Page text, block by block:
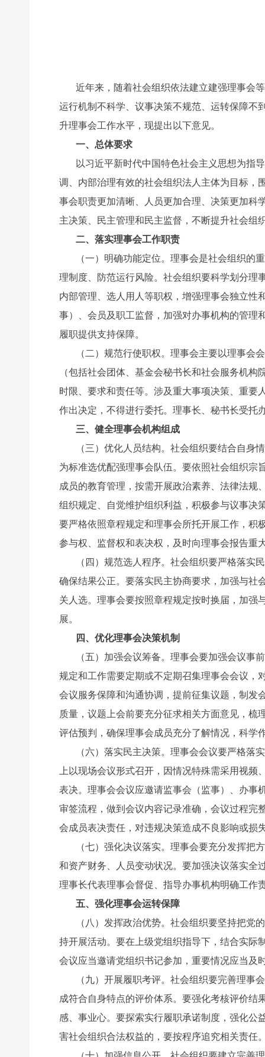
近年来，随着社会组织依法建立建强理事会
运行机制不科学、议事决策不规范、运转保障不
升理事会工作水平，现提出以下意见。
一、总体要求
以习近平新时代中国特色社会主义思想为指
调、内部治理有效的社会组织法人主体为目标，
事会职责更加清晰、人员更加合理、决策更加科
主决策、民主管理和民主监督，不断提升社会组
二、落实理事会工作职责
（一）明确功能定位。理事会是社会组织的
理制度、防范运行风险。社会组织要科学划分理
内部管理、选人用人等职权，增强理事会独立性
事）、会员及职工监督，加强对办事机构的管理
履职提供支持保障。
（二）规范行使职权。理事会主要以理事会
（包括社会团体、基金会秘书长和社会服务机
时限、要求和责任等。涉及重大事项决策、重要
作出决定，不得进行委托。理事长、秘书长受托
三、健全理事会机构组成
（三）优化人员结构。社会组织要结合自身
为标准选优配强理事会队伍。要依照社会组织宗
成员的教育管理，按需开展政治素养、法律法
组织规定、自觉维护组织利益，积极参与议事决
要严格依照章程规定和理事会所托开展工作，积
参与权、监督权和表决权，及时向理事会报告重
（四）规范选人程序。社会组织要严格落实
确保结果公正。要落实民主协商要求，加强与社
关人选。理事会要按照章程规定按时换届，加强
展。
四、优化理事会决策机制
（五）加强会议筹备。理事会要加强会议事
规定和工作需要定期或不定期召集理事会会议，
会议服务保障和沟通协调，提前征集议题，制发
质量，议题上会前要充分征求相关方面意见，梳
评估预判，确保理事会成员充分了解情况，科学
（六）落实民主决策。理事会会议要严格落
上以现场会议形式召开，因情况特殊需采用视
表决。理事会会议应邀请监事会（监事）、办事
审签流程，做到会议内容记录准确，会议过程完
会成员表决责任，对违规决策造成不良影响或损
（七）强化决议落实。理事会要充分发挥把
和资产财务、人员变动状况。要加强决议落实全
理事长代表理事会督促、指导办事机构明确工作
五、强化理事会运转保障
（八）发挥政治优势。社会组织要坚持把党
持开展活动。要在上级党组织指导下，结合实际
会议应当邀请党组织书记参加，重要情况应当及
（九）开展履职考评。社会组织要完善理事
成符合自身特点的评价体系。要强化考核评价
感、事业心。要探索实行履职承诺制度，强化公
害社会组织合法权益的，要按程序追究相关责任